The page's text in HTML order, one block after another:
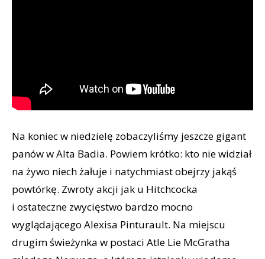
Na koniec w niedzielę zobaczyliśmy jeszcze gigant
panów w Alta Badia. Powiem krótko: kto nie widział
na żywo niech żałuje i natychmiast obejrzy jakąś
powtórkę. Zwroty akcji jak u Hitchcocka
i ostateczne zwycięstwo bardzo mocno
wyglądającego Alexisa Pinturault. Na miejscu
drugim świeżynka w postaci Atle Lie McGratha